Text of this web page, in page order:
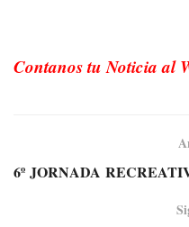
Contanos tu Noticia al
6º JORNADA